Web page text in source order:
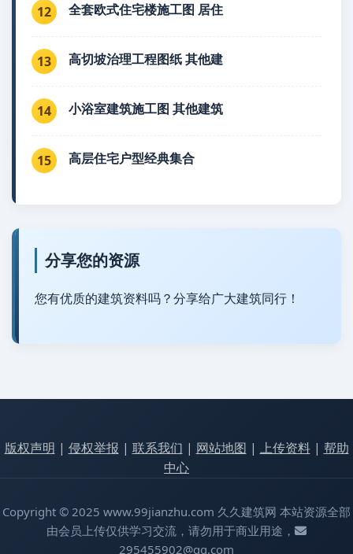
12 全套欧式住宅楼施工图 居住
13 高切坡治理工程图纸 其他建
14 小浴室建筑施工图 其他建筑
15 高层住宅户型经典集合
分享您的资源
您有优质的建筑资料吗？分享给广大建筑同行！
版权声明 | 侵权举报 | 联系我们 | 网站地图 | 上传资料| 帮助
中心
Copyright © 2025 www.99jianzhu.com 久久建筑网 本站资源全部
由会员上传仅供学习交流，请勿用于商业用途，
295455902@qq.com